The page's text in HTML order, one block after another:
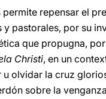
permite repensar el
y pastorales, por su
que propugna,
Christi, en un
olvidar la cruz
sobre la